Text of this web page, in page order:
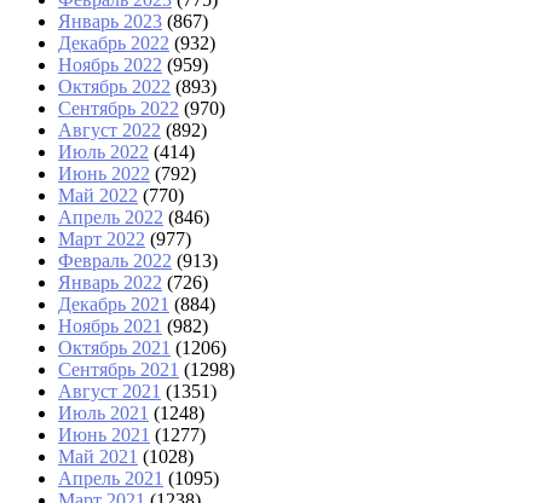
Январь 2023 (867)
Декабрь 2022 (932)
Ноябрь 2022 (959)
Октябрь 2022 (893)
Сентябрь 2022 (970)
Август 2022 (892)
Июль 2022 (414)
Июнь 2022 (792)
Май 2022 (770)
Апрель 2022 (846)
Март 2022 (977)
Февраль 2022 (913)
Январь 2022 (726)
Декабрь 2021 (884)
Ноябрь 2021 (982)
Октябрь 2021 (1206)
Сентябрь 2021 (1298)
Август 2021 (1351)
Июль 2021 (1248)
Июнь 2021 (1277)
Май 2021 (1028)
Апрель 2021 (1095)